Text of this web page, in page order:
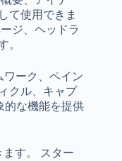
て使用できま
ジ、ヘッドラ
。
ーク、ペイン
クル、キャプ
的な機能を提供
す。 スター